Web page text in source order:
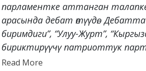
парламентке аттанган
арасында дебат өтүүдө.
биримдиги”, “Улуу-Журт”,
бириктирүүчү патриоттук
Read MoreRead